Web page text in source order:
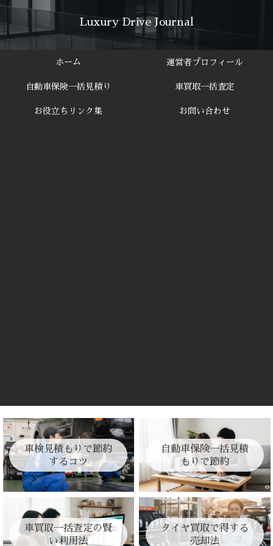
Luxury Drive Journal
ホーム 運営者プロフィール
自動車保険一括見積り 車買取一括査定
お役立ちリンク集 お問い合わせ
車検見積もりで節約
するコツ
自動車保険一括見積
もりで節約
車買取一括査定の賢
い利用法
タイヤ買取で得する
売却法